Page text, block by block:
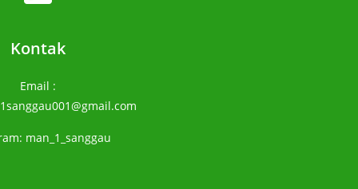
Kontak
Email :
man_1_sanggau